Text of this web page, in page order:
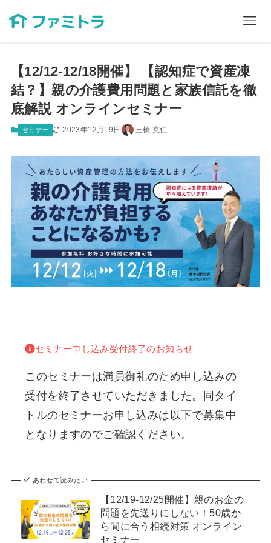
【12/12-12/18開催】 【認知症で資産凍
結？】親の介護費用問題と家族信託を徹
底解説 オンラインセミナー
セミナー 2023年12月19日 三橋 克仁
セミナー申し込み受付終了のお知らせ
このセミナーは満員御礼のため申し込みの
受付を終了させていただきました。同タイ
トルのセミナーお申し込みは以下で募集中
となりますのでご確認ください。
あわせて読みたい
【12/19-12/25開催】親のお金の
問題を先送りにしない！50歳か
ら間に合う相続対策 オンライン
セミナー